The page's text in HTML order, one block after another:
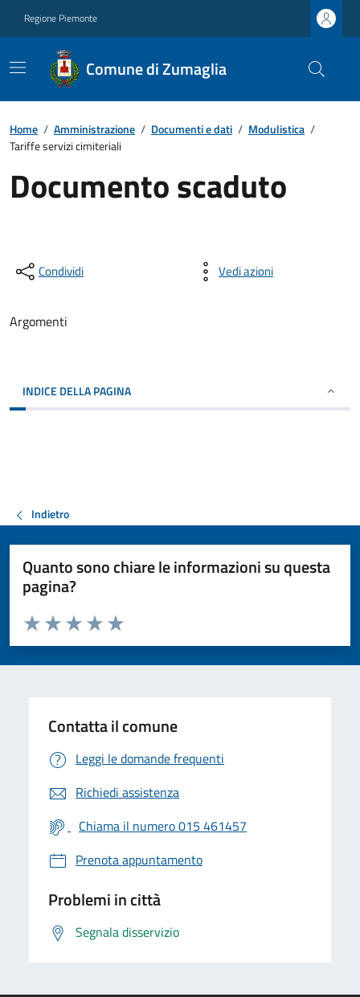
Regione Piemonte
Comune di Zumaglia
Home / Amministrazione / Documenti e dati / Modulistica /
Tariffe servizi cimiteriali
Documento scaduto
Condividi Vedi azioni
Argomenti
INDICE DELLA PAGINA
Indietro
Quanto sono chiare le informazioni su questa
pagina?
Valuta da 1 a 5 stelle la pagina
Valuta 5 stelle su 5
Valuta 4 stelle su 5
Valuta 3 stelle su 5
Valuta 2 stelle su 5
Valuta 1 stelle su 5
Contatta il comune
Leggi le domande frequenti
Richiedi assistenza
Chiama il numero 015 461457
Prenota appuntamento
Problemi in città
Segnala disservizio